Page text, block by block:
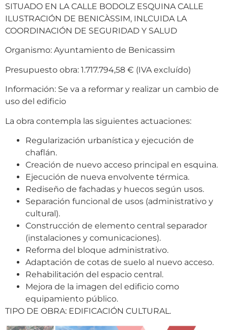
SITUADO EN LA CALLE BODOLZ ESQUINA CALLE
ILUSTRACIÓN DE BENICÀSSIM, INLCUIDA LA
COORDINACIÓN DE SEGURIDAD Y SALUD
Organismo: Ayuntamiento de Benicassim
Presupuesto obra: 1.717.794,58 € (IVA excluído)
Información: Se va a reformar y realizar un cambio de
uso del edificio
La obra contempla las siguientes actuaciones:
Regularización urbanística y ejecución de
chaflán.
Creación de nuevo acceso principal en esquina.
Ejecución de nueva envolvente térmica.
Rediseño de fachadas y huecos según usos.
Separación funcional de usos (administrativo y
cultural).
Construcción de elemento central separador
(instalaciones y comunicaciones).
Reforma del bloque administrativo.
Adaptación de cotas de suelo al nuevo acceso.
Rehabilitación del espacio central.
Mejora de la imagen del edificio como
equipamiento público.
TIPO DE OBRA: EDIFICACIÓN CULTURAL.